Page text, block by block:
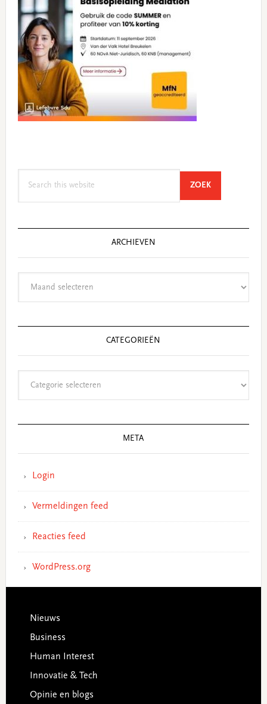
ZOEKSEARCH
ARCHIEVEN
CATEGORIEËN
META
Login
Vermeldingen feed
Reacties feed
WordPress.org
Footer
Nieuws
Business
Human Interest
Innovatie & Tech
Opinie en blogs